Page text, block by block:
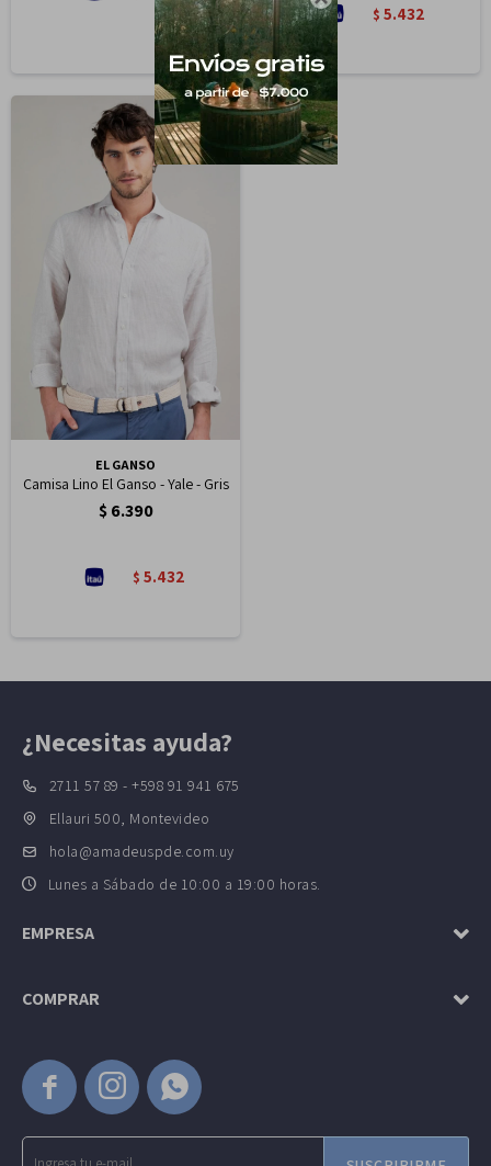
$ 5.432
EL GANSO
Camisa Lino El Ganso - Yale - Gris
$ 6.390
$ 5.432
  
¿Necesitas ayuda?
2711 57 89 - +598 91 941 675
Ellauri 500, Montevideo
hola@amadeuspde.com.uy
Lunes a Sábado de 10:00 a 19:00 horas.
EMPRESA
COMPRAR